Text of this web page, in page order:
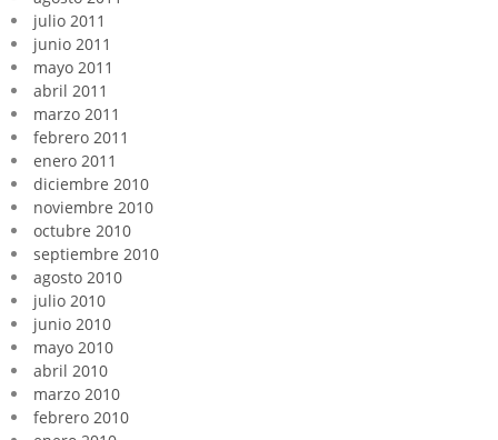
julio 2011
junio 2011
mayo 2011
abril 2011
marzo 2011
febrero 2011
enero 2011
diciembre 2010
noviembre 2010
octubre 2010
septiembre 2010
agosto 2010
julio 2010
junio 2010
mayo 2010
abril 2010
marzo 2010
febrero 2010